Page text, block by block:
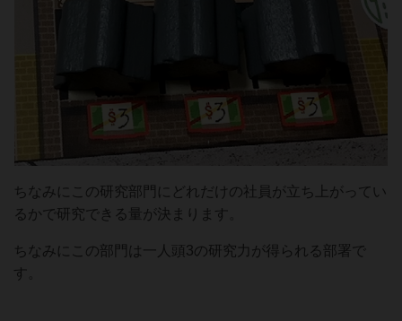
ちなみにこの研究部門にどれだけの社員が立ち上がってい
るかで研究できる量が決まります。
ちなみにこの部門は一人頭3の研究力が得られる部署で
す。